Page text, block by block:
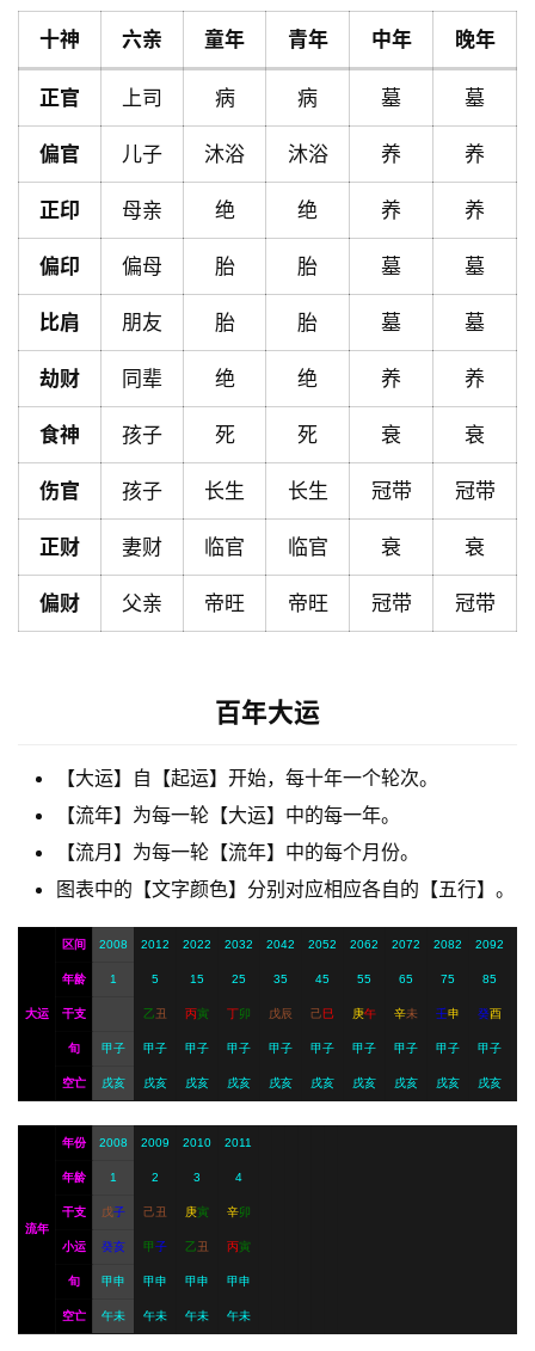
首
黄
历
占
命
理
解
梦
务
会
登录 注册
十神 六亲 童年 青年 中年 晚年
正官 上司 病 病 墓 墓
偏官 儿子 沐浴 沐浴 养 养
正印 母亲 绝 绝 养 养
偏印 偏母 胎 胎 墓 墓
比肩 朋友 胎 胎 墓 墓
劫财 同辈 绝 绝 养 养
食神 孩子 死 死 衰 衰
伤官 孩子 长生 长生 冠带 冠带
正财 妻财 临官 临官 衰 衰
偏财 父亲 帝旺 帝旺 冠带 冠带
百年大运
【大运】自【起运】开始，每十年一个轮次。
【流年】为每一轮【大运】中的每一年。
【流月】为每一轮【流年】中的每个月份。
图表中的【文字颜色】分别对应相应各自的【五行】。
大运
区间 2008 2012 2022 2032 2042 2052 2062 2072 2082 2092
年龄 1 5 15 25 35 45 55 65 75 85
干支 乙丑 丙寅 丁卯 戊辰 己巳 庚午 辛未 壬申 癸酉
旬 甲子 甲子 甲子 甲子 甲子 甲子 甲子 甲子 甲子 甲子
空亡 戌亥 戌亥 戌亥 戌亥 戌亥 戌亥 戌亥 戌亥 戌亥 戌亥
流年
年份 2008 2009 2010 2011
年龄 1 2 3 4
干支 戊子 己丑 庚寅 辛卯
小运 癸亥 甲子 乙丑 丙寅
旬 甲申 甲申 甲申 甲申
空亡 午未 午未 午未 午未